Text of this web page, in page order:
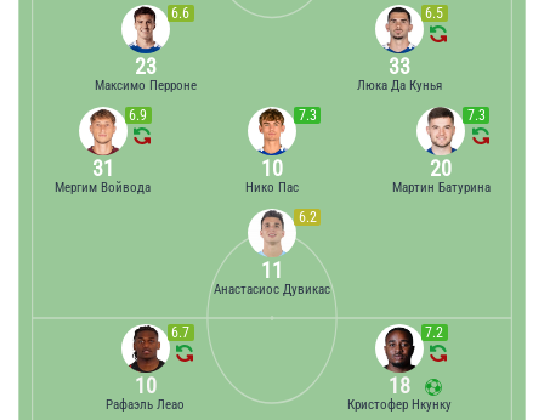
6.5
33
Люка Да Кунья
6.6
23
Максимо Перроне
7.3
20
Мартин Батурина
7.3
10
Нико Пас
6.9
31
Мергим Войвода
6.2
11
Анастасиос Дувикас
6.7
10
Рафаэль Леао
7.2
18
Кристофер Нкунку